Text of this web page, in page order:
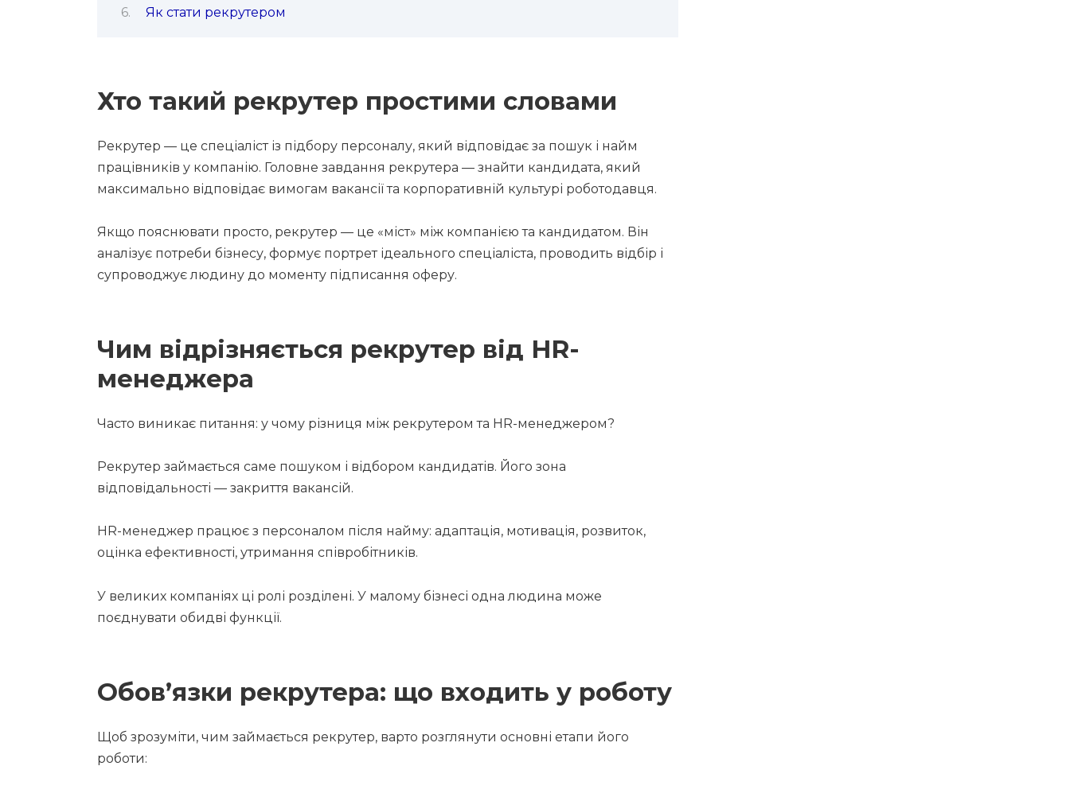
Як стати рекрутером
Хто такий рекрутер простими словами
Рекрутер — це спеціаліст із підбору персоналу, який відповідає за пошук і найм
працівників у компанію. Головне завдання рекрутера — знайти кандидата, який
максимально відповідає вимогам вакансії та корпоративній культурі роботодавця.
Якщо пояснювати просто, рекрутер — це «міст» між компанією та кандидатом. Він
аналізує потреби бізнесу, формує портрет ідеального спеціаліста, проводить відбір і
супроводжує людину до моменту підписання оферу.
Чим відрізняється рекрутер від HR-
менеджера
Часто виникає питання: у чому різниця між рекрутером та HR-менеджером?
Рекрутер займається саме пошуком і відбором кандидатів. Його зона
відповідальності — закриття вакансій.
HR-менеджер працює з персоналом після найму: адаптація, мотивація, розвиток,
оцінка ефективності, утримання співробітників.
У великих компаніях ці ролі розділені. У малому бізнесі одна людина може
поєднувати обидві функції.
Обов’язки рекрутера: що входить у роботу
Щоб зрозуміти, чим займається рекрутер, варто розглянути основні етапи його
роботи: